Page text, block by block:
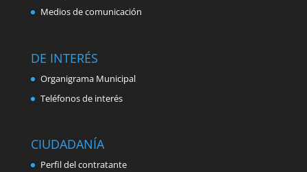
Medios de comunicación
DE INTERÉS
Organigrama Municipal
Teléfonos de interés
CIUDADANÍA
Perfil del contratante